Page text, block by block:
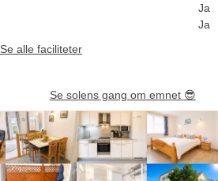
Ja
Ja
Se alle faciliteter
Se solens gang om emnet 😎